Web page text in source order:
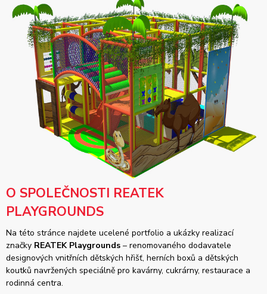
O SPOLEČNOSTI REATEK
PLAYGROUNDS
Na této stránce najdete ucelené portfolio a ukázky realizací
značky REATEK Playgrounds – renomovaného dodavatele
designových vnitřních dětských hřišť, herních boxů a dětských
koutků navržených speciálně pro kavárny, cukrárny, restaurace a
rodinná centra.